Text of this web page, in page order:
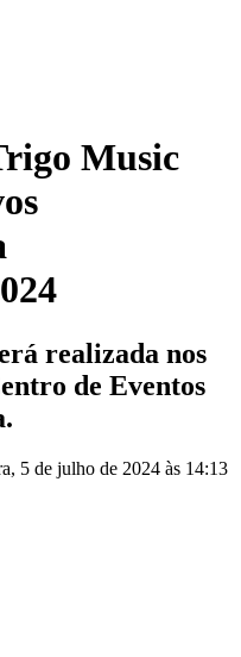
Music
realizada nos
de Eventos
5 de julho de 2024 às 14:13